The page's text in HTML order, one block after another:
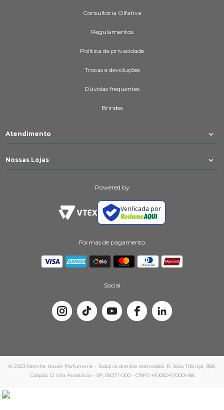
Consultoria Olfativa
Regulamentos
Política de privacidade
Trocas e devoluções
Dúvidas frequentes
Brindes
Atendimento
Nossas Lojas
Powered by
Verificada por
Formas de pagamento
Social
© 2023 Neeche Haute Parfumerie - Todos os direitos reservados. R. João Tibiriçá, 958,
Galpão 12 Vila Anastácio - SP, 05077-000 - CNPJ: 41005247/0001-88